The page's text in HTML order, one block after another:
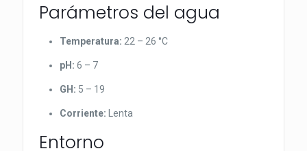
Parámetros del agua
Temperatura: 22 – 26 °C
pH: 6 – 7
GH: 5 – 19
Corriente: Lenta
Entorno